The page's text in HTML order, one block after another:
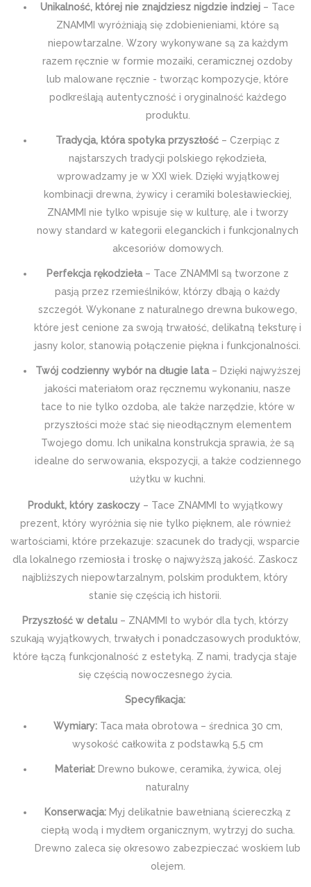
Unikalność, której nie znajdziesz nigdzie indziej – Tace
ZNAMMI wyróżniają się zdobienieniami, które są
niepowtarzalne. Wzory wykonywane są za każdym
razem ręcznie w formie mozaiki, ceramicznej ozdoby
lub malowane ręcznie - tworząc kompozycje, które
podkreślają autentyczność i oryginalność każdego
produktu.
Tradycja, która spotyka przyszłość – Czerpiąc z
najstarszych tradycji polskiego rękodzieła,
wprowadzamy je w XXI wiek. Dzięki wyjątkowej
kombinacji drewna, żywicy i ceramiki bolesławieckiej,
ZNAMMI nie tylko wpisuje się w kulturę, ale i tworzy
nowy standard w kategorii eleganckich i funkcjonalnych
akcesoriów domowych.
Perfekcja rękodzieła– Tace ZNAMMI są tworzone z
pasją przez rzemieślników, którzy dbają o każdy
szczegół. Wykonane z naturalnego drewna bukowego,
które jest cenione za swoją trwałość, delikatną teksturę i
jasny kolor, stanowią połączenie piękna i funkcjonalności.
Twój codzienny wybór na długie lata– Dzięki najwyższej
jakości materiałom oraz ręcznemu wykonaniu, nasze
tace to nie tylko ozdoba, ale także narzędzie, które w
przyszłości może stać się nieodłącznym elementem
Twojego domu. Ich unikalna konstrukcja sprawia, że są
idealne do serwowania, ekspozycji, a także codziennego
użytku w kuchni.
Produkt, który zaskoczy– Tace ZNAMMI to wyjątkowy
prezent, który wyróżnia się nie tylko pięknem, ale również
wartościami, które przekazuje: szacunek do tradycji, wsparcie
dla lokalnego rzemiosła i troskę o najwyższą jakość. Zaskocz
najbliższych niepowtarzalnym, polskim produktem, który
stanie się częścią ich historii.
Przyszłość w detalu– ZNAMMI to wybór dla tych, którzy
szukają wyjątkowych, trwałych i ponadczasowych produktów,
które łączą funkcjonalność z estetyką. Z nami, tradycja staje
się częścią nowoczesnego życia.
Specyfikacja:
Wymiary:Taca mała obrotowa – średnica 30 cm,
wysokość całkowita z podstawką 5,5 cm
Materiał:Drewno bukowe, ceramika, żywica, olej
naturalny
Konserwacja: Myj delikatnie bawełnianą ściereczką z
ciepłą wodą i mydłem organicznym, wytrzyj do sucha.
Drewno zaleca się okresowo zabezpieczać woskiem lub
olejem.